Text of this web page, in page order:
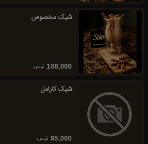
شیک مخصوص
108,000 تومان
شیک کارامل
95,000 تومان